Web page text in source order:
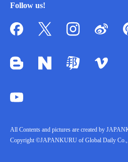
Follow us!
All Contents and pictures are created by
Copyright ©JAPANKURU of Global Daily Co.,